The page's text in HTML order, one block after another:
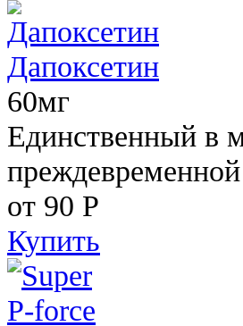
Дапоксетин
60мг
Единственный в
от 90 Р
Купить